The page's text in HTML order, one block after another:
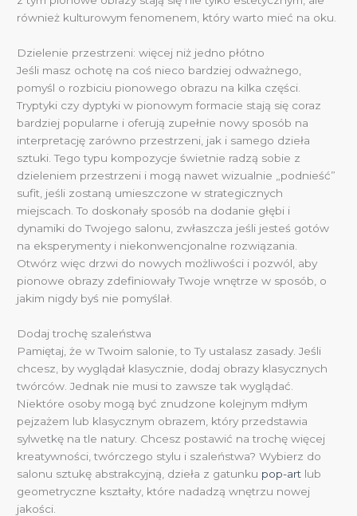
również kulturowym fenomenem, który warto mieć na oku.
Dzielenie przestrzeni: więcej niż jedno płótno
Jeśli masz ochotę na coś nieco bardziej odważnego,
pomyśl o rozbiciu pionowego obrazu na kilka części.
Tryptyki czy dyptyki w pionowym formacie stają się coraz
bardziej popularne i oferują zupełnie nowy sposób na
interpretację zarówno przestrzeni, jak i samego dzieła
sztuki. Tego typu kompozycje świetnie radzą sobie z
dzieleniem przestrzeni i mogą nawet wizualnie „podnieść”
sufit, jeśli zostaną umieszczone w strategicznych
miejscach. To doskonały sposób na dodanie głębi i
dynamiki do Twojego salonu, zwłaszcza jeśli jesteś gotów
na eksperymenty i niekonwencjonalne rozwiązania.
Otwórz więc drzwi do nowych możliwości i pozwól, aby
pionowe obrazy zdefiniowały Twoje wnętrze w sposób, o
jakim nigdy byś nie pomyślał.
Dodaj trochę szaleństwa
Pamiętaj, że w Twoim salonie, to Ty ustalasz zasady. Jeśli
chcesz, by wyglądał klasycznie, dodaj obrazy klasycznych
twórców. Jednak nie musi to zawsze tak wyglądać.
Niektóre osoby mogą być znudzone kolejnym mdłym
pejzażem lub klasycznym obrazem, który przedstawia
sylwetkę na tle natury. Chcesz postawić na trochę więcej
kreatywności, twórczego stylu i szaleństwa? Wybierz do
salonu sztukę abstrakcyjną, dzieła z gatunku pop-art lub
geometryczne kształty, które nadadzą wnętrzu nowej
jakości.